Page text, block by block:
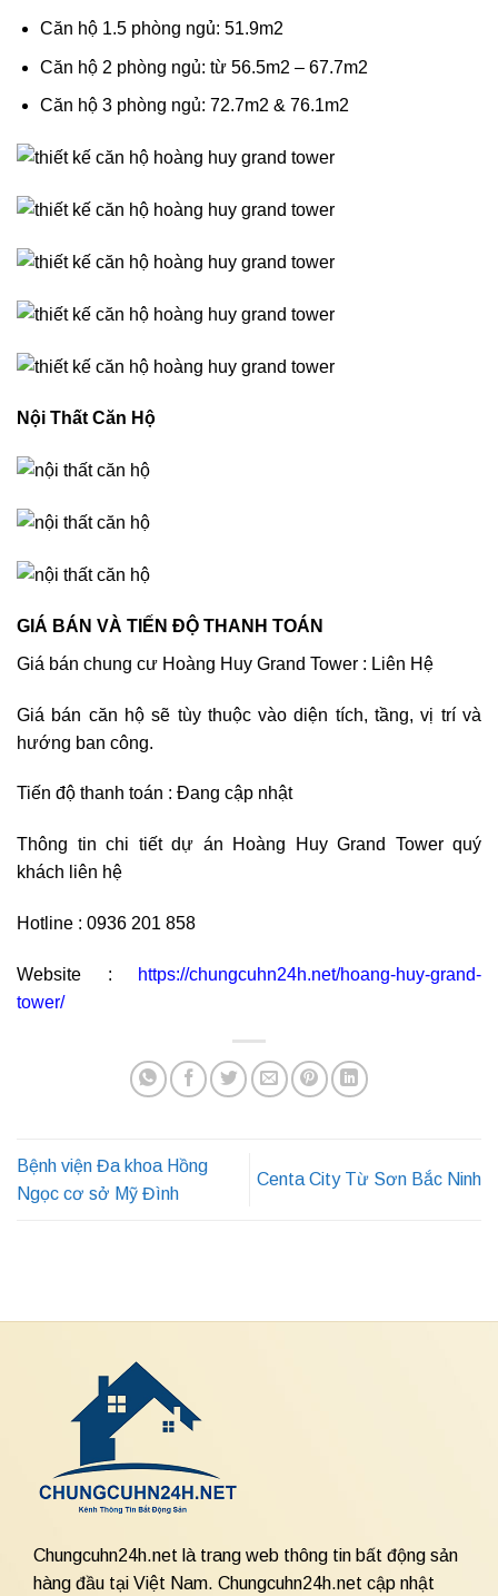
Căn hộ 1.5 phòng ngủ: 51.9m2
Căn hộ 2 phòng ngủ: từ 56.5m2 – 67.7m2
Căn hộ 3 phòng ngủ: 72.7m2 & 76.1m2
Nội Thất Căn Hộ
GIÁ BÁN VÀ TIẾN ĐỘ THANH TOÁN
Giá bán chung cư Hoàng Huy Grand Tower : Liên Hệ
Giá bán căn hộ sẽ tùy thuộc vào diện tích, tầng, vị trí và
hướng ban công.
Tiến độ thanh toán : Đang cập nhật
Thông tin chi tiết dự án Hoàng Huy Grand Tower quý
khách liên hệ
Hotline : 0936 201 858
Website :
https://chungcuhn24h.net/hoang-huy-grand-
tower/
Bệnh viện Đa khoa Hồng
Ngọc cơ sở Mỹ Đình
Centa City Từ Sơn Bắc Ninh
Chungcuhn24h.net là trang web thông tin bất động sản
hàng đầu tại Việt Nam. Chungcuhn24h.net cập nhật